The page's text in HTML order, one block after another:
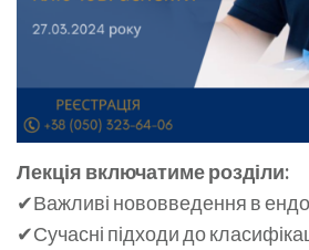
Лекція включатиме розділи:
✔Важливі нововведення в
✔Сучасні підходи до